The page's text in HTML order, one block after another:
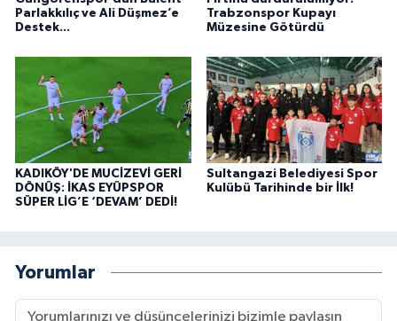
Parlakkılıç ve Ali Düşmez’e
Destek...
Trabzonspor Kupayı
Müzesine Götürdü
KADIKÖY'DE MUCİZEVİ GERİ
DÖNÜŞ: İKAS EYÜPSPOR
SÜPER LİG’E ‘DEVAM’ DEDİ!
Sultangazi Belediyesi Spor
Kulübü Tarihinde bir İlk!
Yorumlar